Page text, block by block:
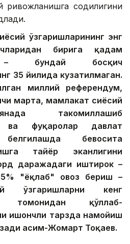
ривожланишга содиқлигини
ўзгаришларининг энг
бирига қадам
– бундай босқич
35 йилида кузатилмаган.
миллий референдум,
марта, мамлакат сиёсий
такомиллашиб
ва фуқаролар давлат
бевосита
тайёр эканлигини
даражадаги иштирок –
"ёқлаб" овоз бериш –
ўзгаришларни кенг
томонидан қўллаб-
ишончли тарзда намойиш
Қасим-Жомарт Тоқаев.